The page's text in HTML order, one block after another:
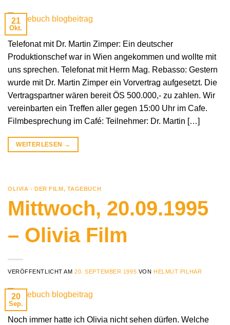
21
Okt.
Telefonat mit Dr. Martin Zimper: Ein deutscher
Produktionschef war in Wien angekommen und wollte mit
uns sprechen. Telefonat mit Herrn Mag. Rebasso: Gestern
wurde mit Dr. Martin Zimper ein Vorvertrag aufgesetzt. Die
Vertragspartner wären bereit ÖS 500.000,- zu zahlen. Wir
vereinbarten ein Treffen aller gegen 15:00 Uhr im Cafe.
Filmbesprechung im Café: Teilnehmer: Dr. Martin […]
WEITERLESEN →
OLIVIA - DER FILM , TAGEBUCH
Mittwoch, 20.09.1995
– Olivia Film
VERÖFFENTLICHT AM20. SEPTEMBER 1995 VON HELMUT PILHAR
20
Sep.
Noch immer hatte ich Olivia nicht sehen dürfen. Welche